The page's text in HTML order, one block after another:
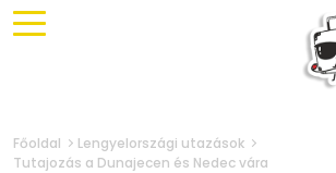
Főoldal
Lengyelországi utazások
Tutajozás a Dunajecen és Nedec vára